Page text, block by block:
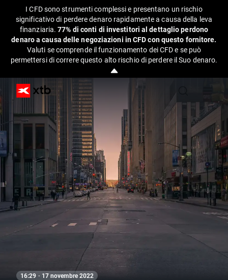
I CFD sono strumenti complessi e presentano un rischio
significativo di perdere denaro rapidamente a causa della leva
finanziaria.77% di conti di investitori al dettaglio perdono
denaro a causa delle negoziazioni in CFD con questo fornitore.
Valuti se comprende il funzionamento dei CFD e se può
permettersi di correre questo alto rischio di perdere il Suo denaro.
16:29 · 17 novembre 2022